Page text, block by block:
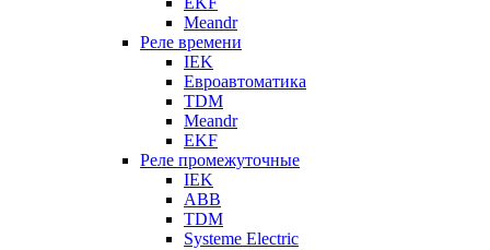
Meandr
Реле времени
IEK
Евроавтоматика
TDM
Meandr
EKF
Реле промежуточные
IEK
ABB
TDM
Systeme Electric